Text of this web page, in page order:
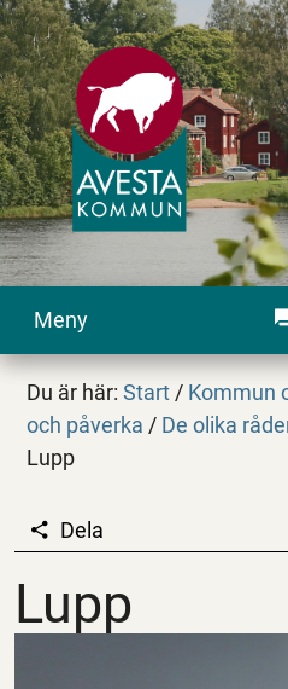
Meny
Du är här:Start / Kommun
och påverka / De olika
Lupp
Lupp
Dela
Lupp